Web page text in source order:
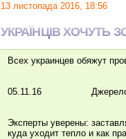
13 листопада 2016, 18:56
УКРАЇНЦІВ ХОЧУТЬ
Всех украинцев обяжут
05.11.16 Джерело:
Эксперты уверены:
куда уходит тепло и как